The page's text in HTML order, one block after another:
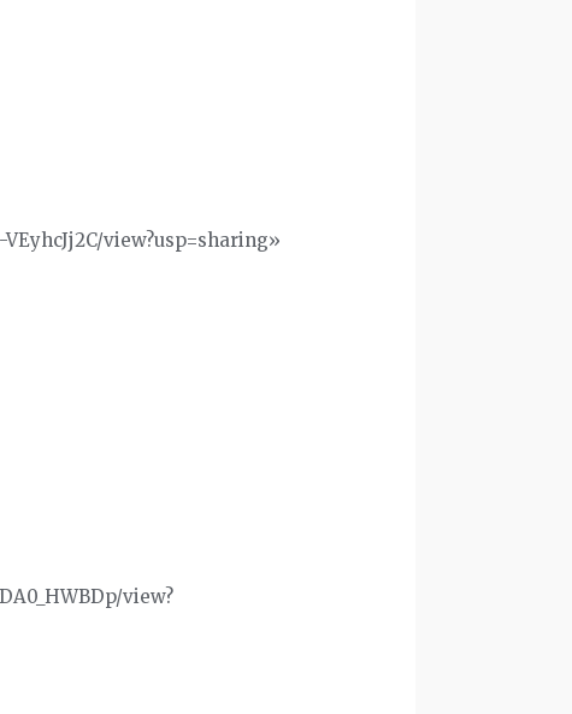
view?usp=sharing»
view?